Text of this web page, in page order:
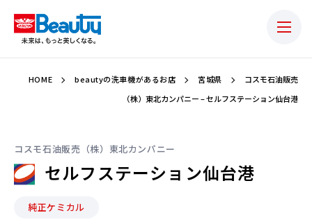
HOME beautyの洗車機があるお店 宮城県
コスモ石油販売
（株）東北カンパニー – セルフステーション仙台港
コスモ石油販売（株）東北カンパニー
セルフステーション仙台港
純正ケミカル